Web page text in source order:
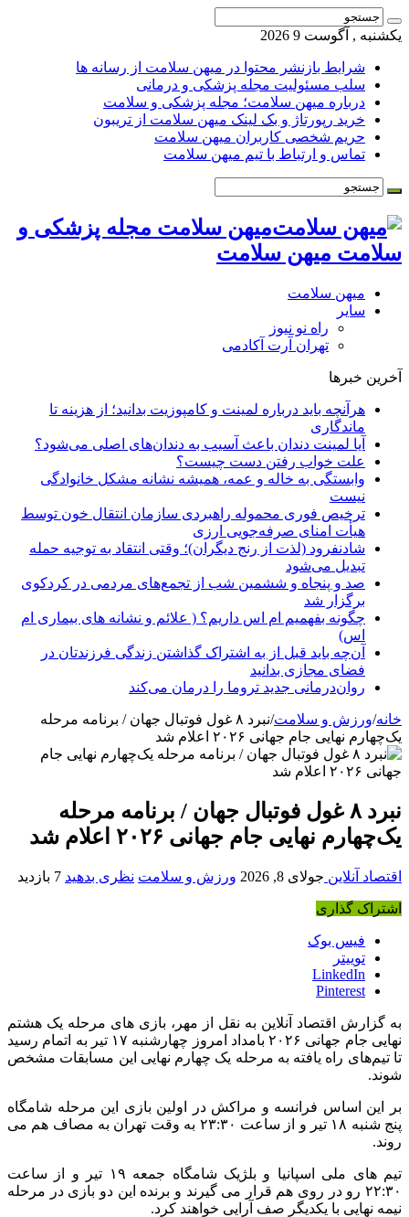
یکشنبه , آگوست 9 2026
شرایط بازنشر محتوا در میهن سلامت از رسانه ها
سلب مسئولیت مجله پزشکی و درمانی
درباره میهن سلامت؛ مجله پزشکی و سلامت
خرید رپورتاژ و بک لینک میهن سلامت از تریبون
حریم شخصی کاربران میهن سلامت
تماس و ارتباط با تیم میهن سلامت
میهن سلامت مجله پزشکی و
سلامت میهن سلامت
میهن سلامت
سایر
راه نو نیوز
تهران آرت آکادمی
آخرین خبرها
هرآنچه باید درباره لمینت و کامپوزیت بدانید؛ از هزینه تا
ماندگاری
آیا لمینت دندان باعث آسیب به دندان‌های اصلی می‌شود؟
علت خواب رفتن دست چیست؟
وابستگی به خاله و عمه، همیشه نشانه مشکل خانوادگی
نیست
ترخیص فوری محموله راهبردی سازمان انتقال خون توسط
هیأت امنای صرفه‌جویی ارزی
شادنفرود (لذت از رنج دیگران)؛ وقتی انتقاد به توجیه حمله
تبدیل می‌شود
صد و پنجاه‌ و ششمین شب از تجمع‌های مردمی در کردکوی
برگزار شد
چگونه بفهمیم ام اس داریم؟ ( علائم و نشانه های بیماری ام
اس)
آن‌چه باید قبل از به اشتراک گذاشتن زندگی فرزندتان در
فضای مجازی بدانید
روان‌درمانی جدید تروما را درمان می‌کند
خانه/ورزش و سلامت/
نبرد ۸ غول فوتبال جهان / برنامه مرحله
یک‌چهارم نهایی جام جهانی ۲۰۲۶ اعلام شد
نبرد ۸ غول فوتبال جهان / برنامه مرحله
یک‌چهارم نهایی جام جهانی ۲۰۲۶ اعلام شد
اقتصاد آنلاین جولای 8, 2026 ورزش و سلامت نظری بدهید 7 بازدید
اشتراک گذاری
فیس بوک
توییتر
LinkedIn
Pinterest
به گزارش اقتصاد آنلاین به نقل از مهر، بازی های مرحله یک هشتم
نهایی جام جهانی ۲۰۲۶ بامداد امروز چهارشنبه ۱۷ تیر به اتمام رسید
تا تیم‌های راه یافته به مرحله یک چهارم نهایی این مسابقات مشخص
شوند.
بر این اساس فرانسه و مراکش در اولین بازی این مرحله شامگاه
پنج شنبه ۱۸ تیر و از ساعت ۲۳:۳۰ به وقت تهران به مصاف هم می
روند.
تیم های ملی اسپانیا و بلژیک شامگاه جمعه ۱۹ تیر و از ساعت
۲۲:۳۰ رو در روی هم قرار می گیرند و برنده این دو بازی در مرحله
نیمه نهایی با یکدیگر صف آرایی خواهند کرد.